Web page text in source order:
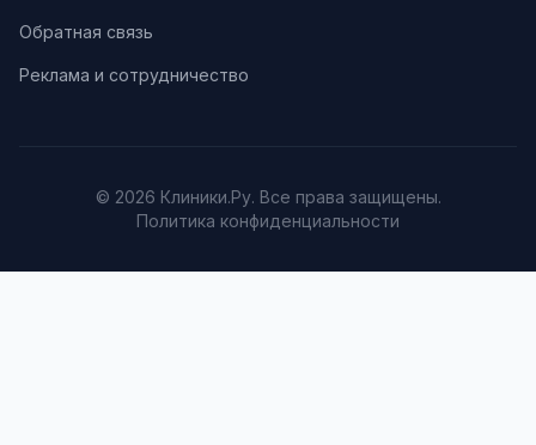
Обратная связь
Реклама и сотрудничество
© 2026 Клиники.Ру. Все права защищены.
Политика конфиденциальности